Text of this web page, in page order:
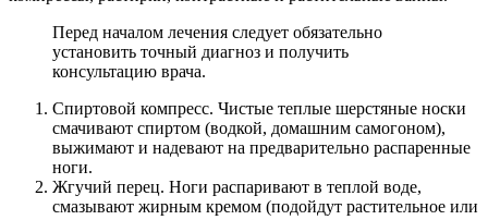
Перед началом лечения следует обязательно
установить точный диагноз и получить
консультацию врача.
Спиртовой компресс. Чистые теплые шерстяные носки
смачивают спиртом (водкой, домашним самогоном),
выжимают и надевают на предварительно распаренные
ноги.
Жгучий перец. Ноги распаривают в теплой воде,
смазывают жирным кремом (подойдут растительное или